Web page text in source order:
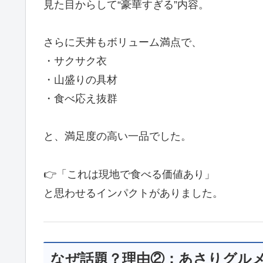
見た目からして“豪華すぎる”内容。
さらに天丼もボリューム満点で、
・サクサク衣
・山盛りの具材
・食べ応え抜群
と、満足度の高い一品でした。
👉「これは現地で食べる価値あり」
と思わせるインパクトがありました。
なぜ話題？理由②：あさりグル